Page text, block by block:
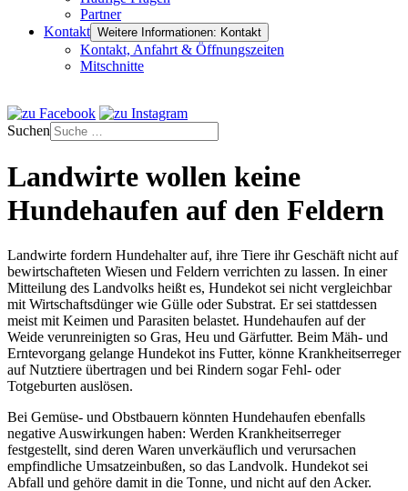
Partner
Kontakt Weitere Informationen: Kontakt
Kontakt, Anfahrt & Öffnungszeiten
Mitschnitte
Suchen
Landwirte wollen keine
Hundehaufen auf den Feldern
Landwirte fordern Hundehalter auf, ihre Tiere ihr Geschäft nicht auf
bewirtschafteten Wiesen und Feldern verrichten zu lassen. In einer
Mitteilung des Landvolks heißt es, Hundekot sei nicht vergleichbar
mit Wirtschaftsdünger wie Gülle oder Substrat. Er sei stattdessen
meist mit Keimen und Parasiten belastet. Hundehaufen auf der
Weide verunreinigten so Gras, Heu und Gärfutter. Beim Mäh- und
Erntevorgang gelange Hundekot ins Futter, könne Krankheitserreger
auf Nutztiere übertragen und bei Rindern sogar Fehl- oder
Totgeburten auslösen.
Bei Gemüse- und Obstbauern könnten Hundehaufen ebenfalls
negative Auswirkungen haben: Werden Krankheitserreger
festgestellt, sind deren Waren unverkäuflich und verursachen
empfindliche Umsatzeinbußen, so das Landvolk. Hundekot sei
Abfall und gehöre damit in die Tonne, und nicht auf den Acker.